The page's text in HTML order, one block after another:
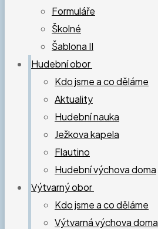
Formuláře
Školné
Šablona II
Hudební obor
Kdo jsme a co děláme
Aktuality
Hudební nauka
Ježkova kapela
Flautino
Hudební výchova doma
Výtvarný obor
Kdo jsme a co děláme
Výtvarná výchova doma